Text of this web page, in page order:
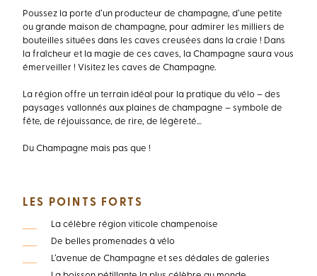
Poussez la porte d’un producteur de champagne, d’une petite
ou grande maison de champagne, pour admirer les milliers de
bouteilles situées dans les caves creusées dans la craie ! Dans
la fraîcheur et la magie de ces caves, la Champagne saura vous
émerveiller ! Visitez les caves de Champagne.
La région offre un terrain idéal pour la pratique du vélo – des
paysages vallonnés aux plaines de champagne – symbole de
fête, de réjouissance, de rire, de légèreté…
Du Champagne mais pas que !
LES POINTS FORTS
La célèbre région viticole champenoise
De belles promenades à vélo
L’avenue de Champagne et ses dédales de galeries